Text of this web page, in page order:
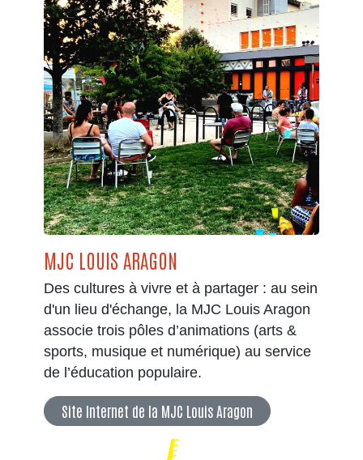
MJC LOUIS ARAGON
Des cultures à vivre et à partager : au sein
d'un lieu d'échange, la MJC Louis Aragon
associe trois pôles d’animations (arts &
sports, musique et numérique) au service
de l’éducation populaire.
Site Internet de la MJC Louis Aragon